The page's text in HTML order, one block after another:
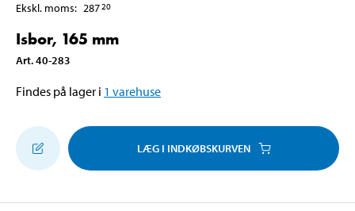
Ekskl. moms: 28720
Isbor, 165 mm
Art.40-283
Findes på lager i 1 varehuse
LÆG I INDKØBSKURVEN